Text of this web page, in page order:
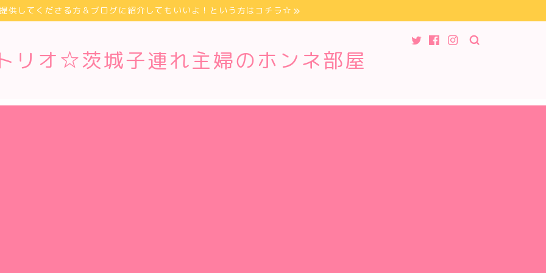
供してくださる方＆ブログに紹介してもいいよ！という方はコチラ☆
リオ☆茨城子連れ主婦のホンネ部屋